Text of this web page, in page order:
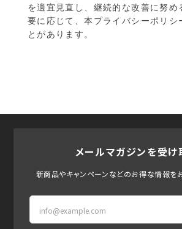
を適宜見直し、継続的な改善に努め
要に応じて、本プライバシーポリシ
とがあります。
メールマガジンを受け
新商品やキャンペーンなどのお得な情報を